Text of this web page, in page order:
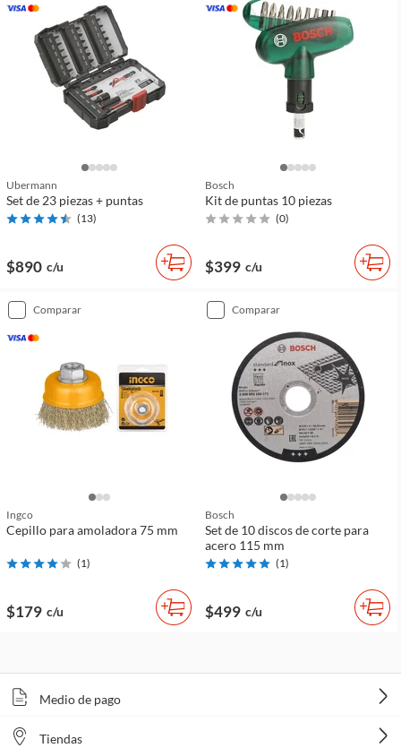
Ubermann
Set de 23 piezas + puntas
(13)
$890 c/u
Bosch
Kit de puntas 10 piezas
(0)
$399 c/u
comparar
Ingco
Cepillo para amoladora 75 mm
(1)
$179 c/u
comparar
Bosch
Set de 10 discos de corte para
acero 115 mm
(1)
$499 c/u
Medio de pago
Tiendas